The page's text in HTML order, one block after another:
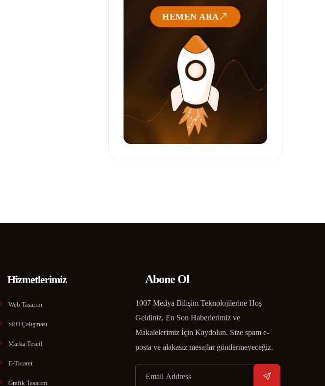
HEMEN ARA
Hizmetlerimiz
Web Tasarım
SEO Çalışması
Marka Tescil
E-Ticaret
Grafik Tasarım
Abone Ol
1007 Medya Bilişim Teknolojilerine Hoş
Geldiniz, En Son Haberlerimiz ve
Makalelerimiz İçin Kaydolun. Size spam e-
posta ve alakasız mesajlar göndermeyeceğiz.